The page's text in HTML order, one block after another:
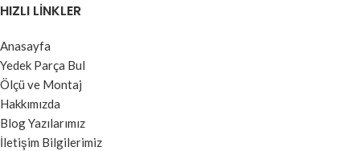
HIZLI LINKLER
Anasayfa
Yedek Parça Bul
Ölçü ve Montaj
Hakkımızda
Blog Yazılarımız
İletişim Bilgilerimiz